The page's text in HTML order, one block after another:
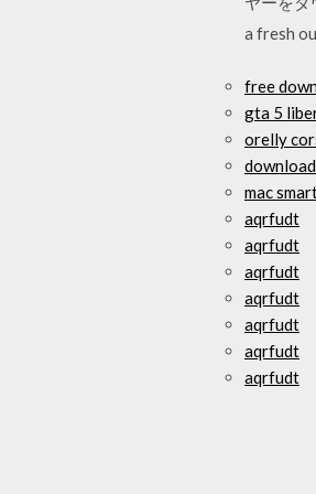
a fresh
free
gta 5
orelly
mac
aqrfudt
aqrfudt
aqrfudt
aqrfudt
aqrfudt
aqrfudt
aqrfudt